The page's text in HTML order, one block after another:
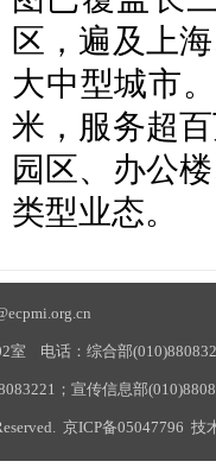
区，遍及上
大中型城市
米，服务超
园区、办公
类型业态。
室 电话：综合部
；宣传信息部
京ICP备05047796 技